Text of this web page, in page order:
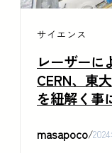
サイエンス
レーザーに
CERN、東
を紐解く事
masapoco/